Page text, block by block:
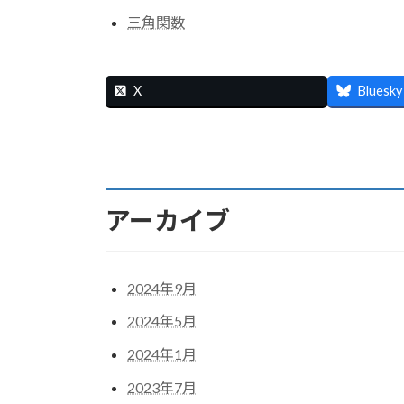
三角関数
X Bluesky
アーカイブ
2024年9月
2024年5月
2024年1月
2023年7月